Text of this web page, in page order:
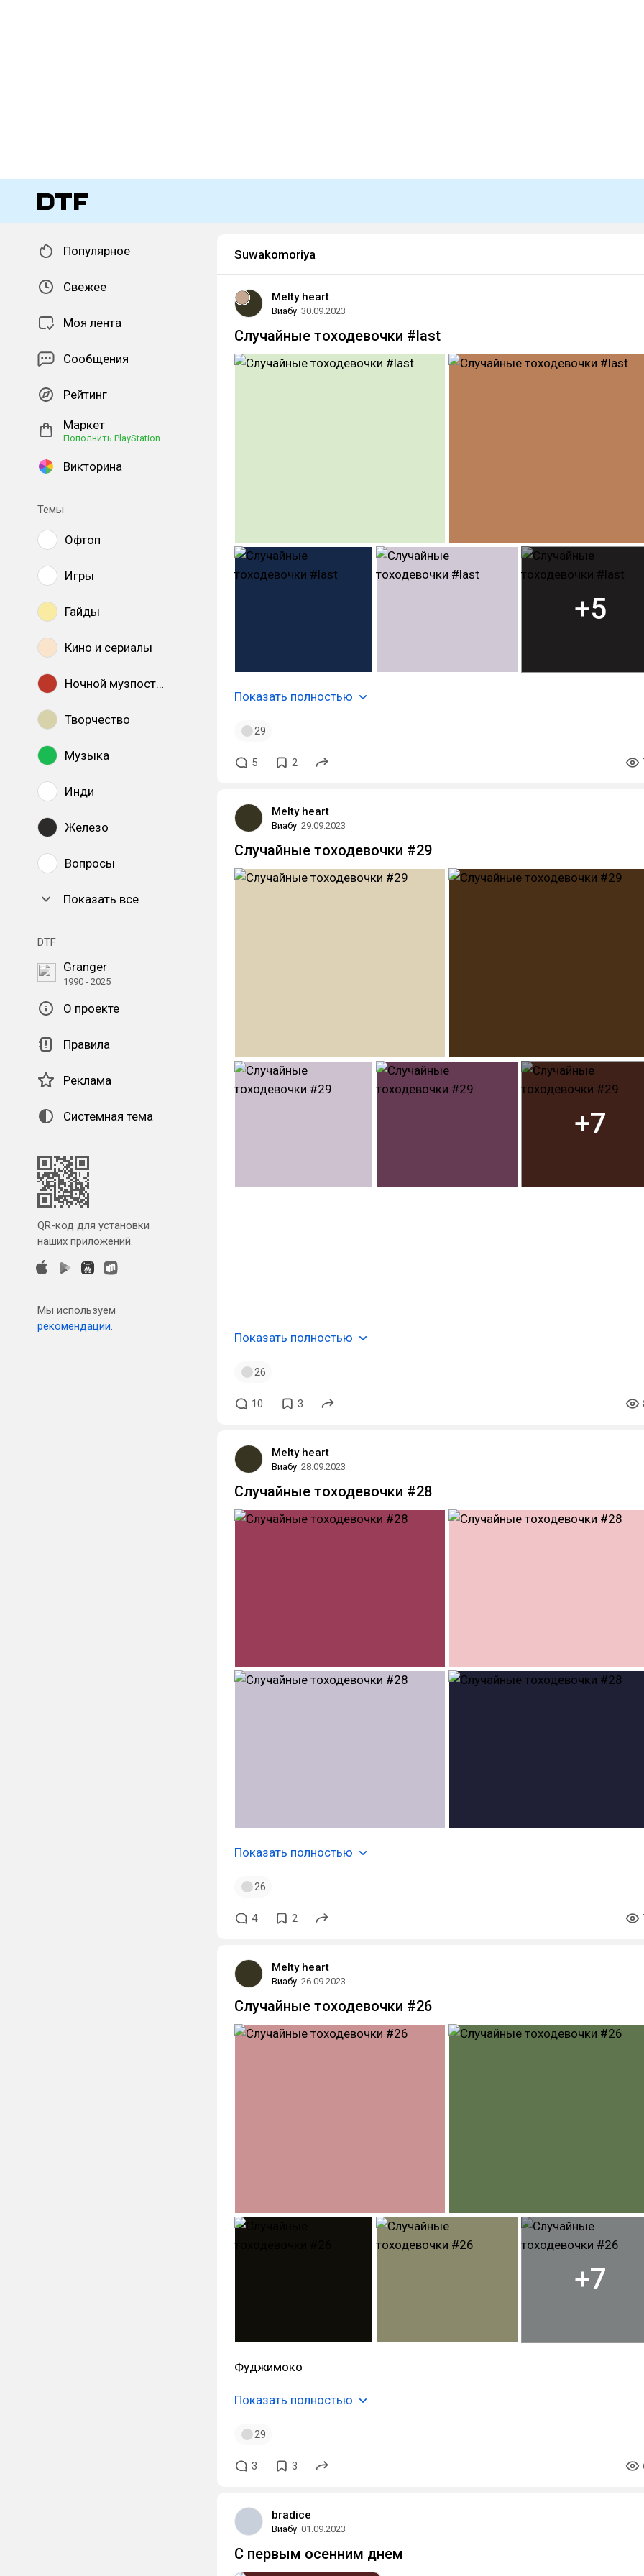
Популярное
Свежее
Моя лента
Сообщения
Рейтинг
Маркет
Пополнить PlayStation
Викторина
Темы
Офтоп
Игры
Гайды
Кино и сериалы
Ночной музпостинг
Творчество
Музыка
Инди
Железо
Вопросы
Показать все
DTF
Granger
1990 - 2025
О проекте
Правила
Реклама
Системная тема
QR-код для установки
наших приложений.
Мы используем
рекомендации.
Suwakomoriya
Melty heart
Виабу 30.09.2023
Случайные тоходевочки #last
+5
Показать полностью
29
5 2
Melty heart
Виабу 29.09.2023
Случайные тоходевочки #29
+7
Показать полностью
26
10 3
Melty heart
Виабу 28.09.2023
Случайные тоходевочки #28
Показать полностью
26
4 2
Melty heart
Виабу 26.09.2023
Случайные тоходевочки #26
+7
Фуджимоко
Показать полностью
29
3 3
bradice
Виабу 01.09.2023
С первым осенним днем